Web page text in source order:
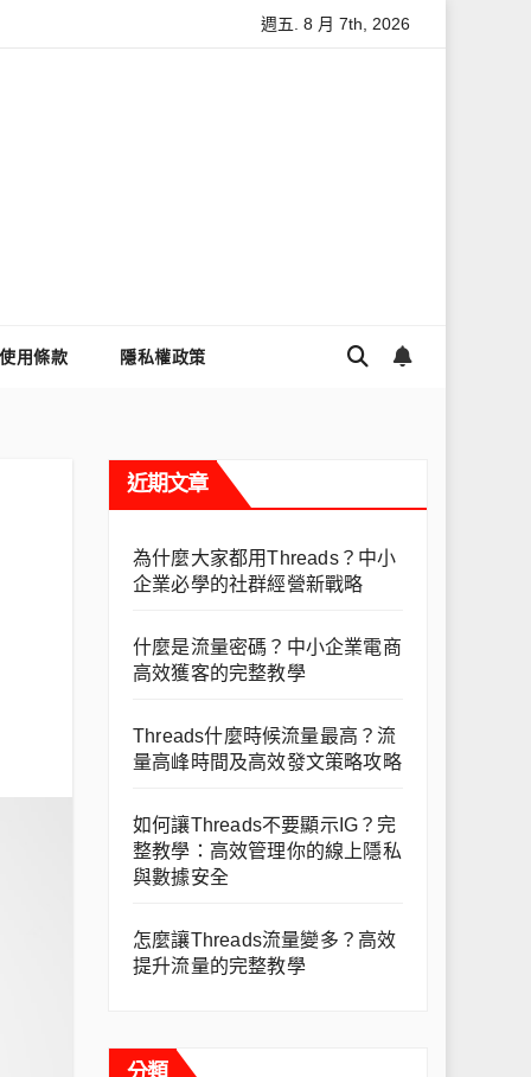
讓Threads流量變多？高效提升流量的完整教學
週五. 8 月 7th, 2026
使用條款 隱私權政策
近期文章
為什麼大家都用Threads？中小
企業必學的社群經營新戰略
什麼是流量密碼？中小企業電商
高效獲客的完整教學
Threads什麼時候流量最高？流
量高峰時間及高效發文策略攻略
如何讓Threads不要顯示IG？完
整教學：高效管理你的線上隱私
與數據安全
怎麼讓Threads流量變多？高效
提升流量的完整教學
分類